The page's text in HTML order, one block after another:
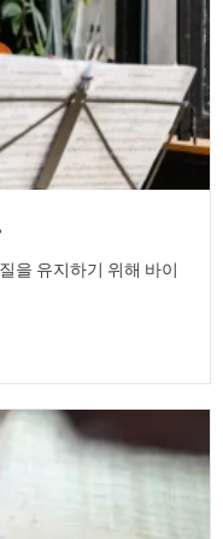
을 유지하기 위해 바이